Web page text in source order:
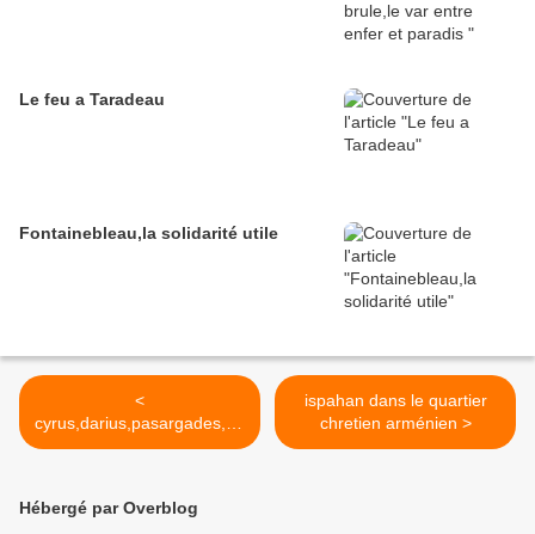
Le feu a Taradeau
Fontainebleau,la solidarité utile
<
cyrus,darius,pasargades,pe
rsepolis feu d'artifice
ispahan dans le quartier
chretien arménien >
Hébergé par Overblog